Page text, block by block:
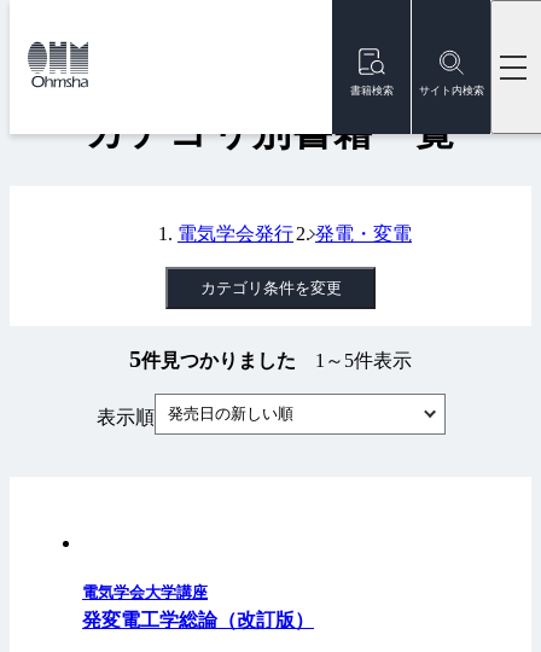
書籍検索 サイト内検索
トップ
カテゴリ別書籍一覧
電気学会発行 発電・変電
カテゴリ条件を変更
5件見つかりました 1～5件表示
表示順 発売日の新しい順
電気学会大学講座
発変電工学総論（改訂版）